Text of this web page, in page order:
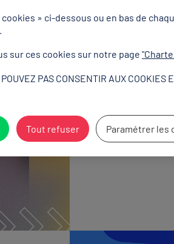
» ci-dessous ou en bas de
sur ces cookies sur notre page
PAS CONSENTIR AUX COOKIES
Tout refuser Paramétrer les